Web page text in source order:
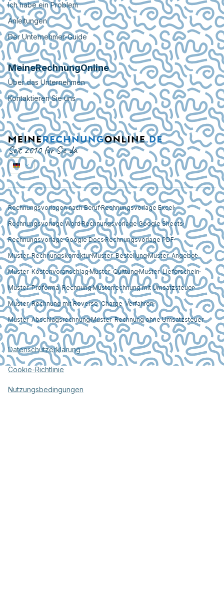
Ich habe ein Problem
Anleitungen
Der Unternehmer-Guide
MeineRechnungOnline
Über das Unternehmen
Kontaktieren Sie uns
Seit 2010 für Sie da
Rechnungsvorlagen nach BerufRechnungsvorlage Excel
Rechnungsvorlage Word Rechnungsvorlage Google Sheets
Rechnungsvorlage Google Docs Rechnungsvorlage PDF
Muster-RechnungskorrekturMuster-Bestellung Muster-Angebot
Muster-Kostenvoranschlag Muster-Quittung Muster-Lieferschein
Muster-Proforma-RechnungMusterrechnung mit Umsatzsteuer
Muster-Rechnung mit Reverse-Charge-Verfahren
Muster-AbschlagsrechnungMuster-Rechnung ohne Umsatzsteuer
Datenschutzerklärung
Cookie-Richtlinie
Nutzungsbedingungen